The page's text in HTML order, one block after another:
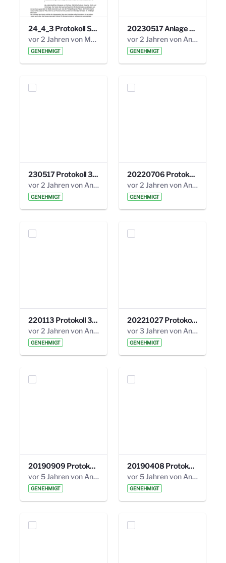
24_4_3 Protokoll Steuerungskreis.pdf
vor 2 Jahren von Marcel Eckert
GENEHMIGT
20230517 Anlage 1_35. Steuerungskreis.pdf
vor 2 Jahren von Anni Schlumberger
GENEHMIGT
230517 Protokoll 35. Steuerungskreis.pdf
vor 2 Jahren von Anni Schlumberger
GENEHMIGT
20220706 Protokoll 33. Steuerungskreis.pdf
vor 2 Jahren von Anni Schlumberger
GENEHMIGT
220113 Protokoll 32. Steuerungskreis.pdf
vor 2 Jahren von Anni Schlumberger
GENEHMIGT
20221027 Protokoll 34. Steuerungskreis.pdf
vor 3 Jahren von Anni Schlumberger
GENEHMIGT
20190909 Protokoll 27. Steuerungskreis.pdf
vor 5 Jahren von Anni Schlumberger
GENEHMIGT
20190408 Protokoll 26. Steuerungskreis.pdf
vor 5 Jahren von Anni Schlumberger
GENEHMIGT